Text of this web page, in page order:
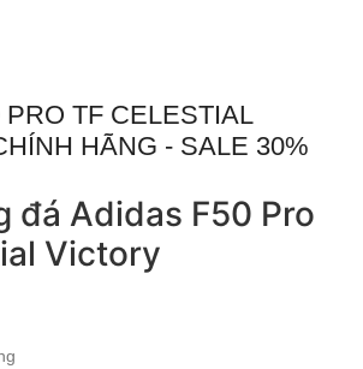
TF CELESTIAL
HÃNG - SALE 30%
đá Adidas F50 Pro
Victory